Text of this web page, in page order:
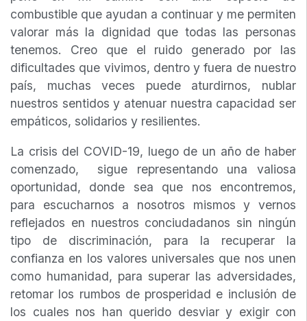
combustible que ayudan a continuar y me permiten
valorar más la dignidad que todas las personas
tenemos. Creo que el ruido generado por las
dificultades que vivimos, dentro y fuera de nuestro
país, muchas veces puede aturdirnos, nublar
nuestros sentidos y atenuar nuestra capacidad ser
empáticos, solidarios y resilientes.
La crisis del COVID-19, luego de un año de haber
comenzado, sigue representando una valiosa
oportunidad, donde sea que nos encontremos,
para escucharnos a nosotros mismos y vernos
reflejados en nuestros conciudadanos sin ningún
tipo de discriminación, para la recuperar la
confianza en los valores universales que nos unen
como humanidad, para superar las adversidades,
retomar los rumbos de prosperidad e inclusión de
los cuales nos han querido desviar y exigir con